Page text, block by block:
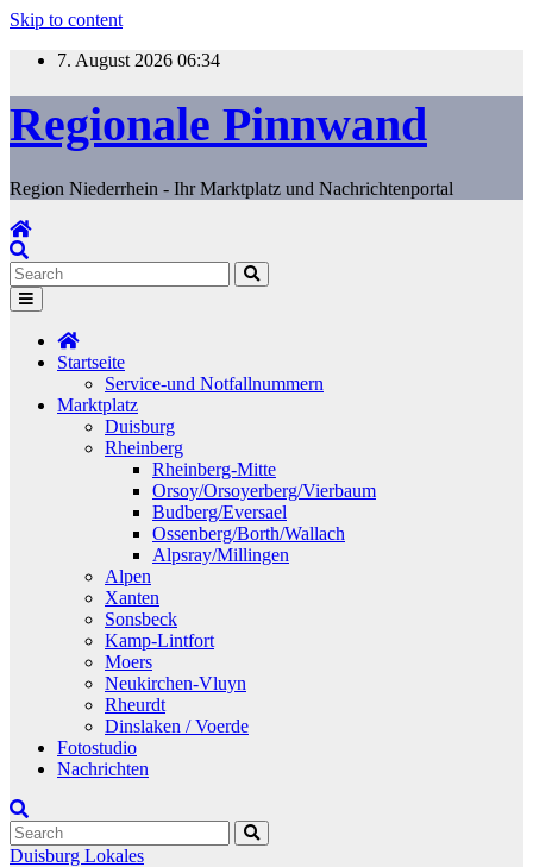
Skip to content
7. August 2026 06:34
Regionale Pinnwand
Region Niederrhein - Ihr Marktplatz und Nachrichtenportal
Startseite
Service-und Notfallnummern
Marktplatz
Duisburg
Rheinberg
Rheinberg-Mitte
Orsoy/Orsoyerberg/Vierbaum
Budberg/Eversael
Ossenberg/Borth/Wallach
Alpsray/Millingen
Alpen
Xanten
Sonsbeck
Kamp-Lintfort
Moers
Neukirchen-Vluyn
Rheurdt
Dinslaken / Voerde
Fotostudio
Nachrichten
Duisburg Lokales